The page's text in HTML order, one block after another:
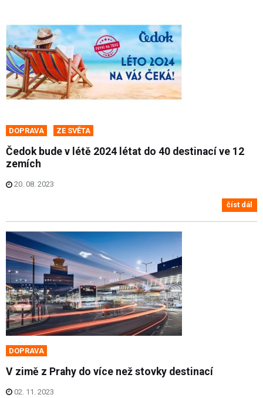
DOPRAVA ZE SVĚTA
Čedok bude v létě 2024 létat do 40 destinací ve 12
zemích
20. 08. 2023
číst dál
DOPRAVA
V zimě z Prahy do více než stovky destinací
02. 11. 2023